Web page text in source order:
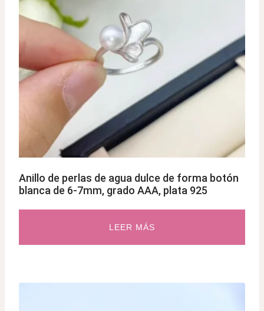
Anillo de perlas de agua dulce de forma botón
blanca de 6-7mm, grado AAA, plata 925
LEER MÁS